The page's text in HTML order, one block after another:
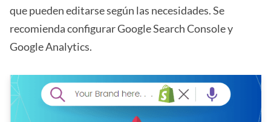
que pueden editarse según las necesidades. Se
recomienda configurar Google Search Console y
Google Analytics.